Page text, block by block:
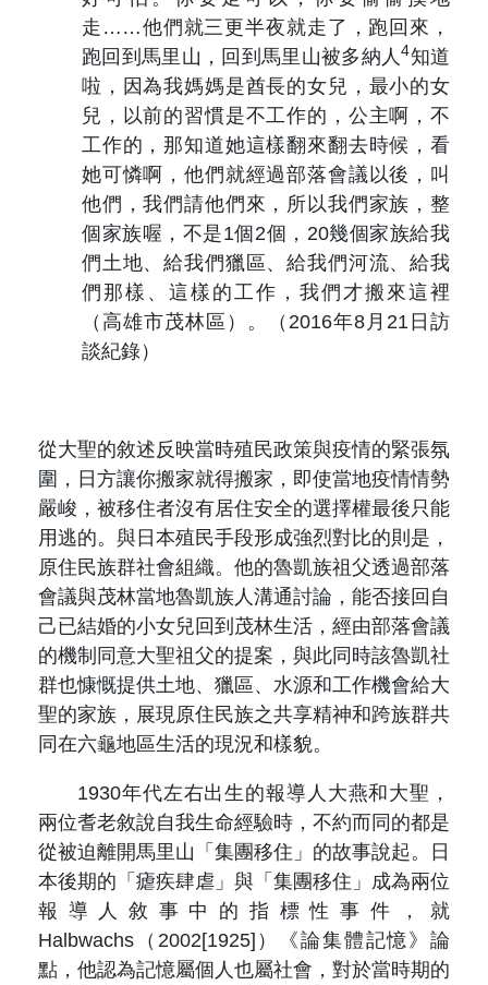
走……他們就三更半夜就走了，跑回來，
跑回到馬里山，回到馬里山被多納人4知道
啦，因為我媽媽是酋長的女兒，最小的女
兒，以前的習慣是不工作的，公主啊，不
工作的，那知道她這樣翻來翻去時候，看
她可憐啊，他們就經過部落會議以後，叫
他們，我們請他們來，所以我們家族，整
個家族喔，不是1個2個，20幾個家族給我
們土地、給我們獵區、給我們河流、給我
們那樣、這樣的工作，我們才搬來這裡
（高雄市茂林區）。（2016年8月21日訪
談紀錄）
從大聖的敘述反映當時殖民政策與疫情的緊張氛
圍，日方讓你搬家就得搬家，即使當地疫情情勢
嚴峻，被移住者沒有居住安全的選擇權最後只能
用逃的。與日本殖民手段形成強烈對比的則是，
原住民族群社會組織。他的魯凱族祖父透過部落
會議與茂林當地魯凱族人溝通討論，能否接回自
己已結婚的小女兒回到茂林生活，經由部落會議
的機制同意大聖祖父的提案，與此同時該魯凱社
群也慷慨提供土地、獵區、水源和工作機會給大
聖的家族，展現原住民族之共享精神和跨族群共
同在六龜地區生活的現況和樣貌。
1930年代左右出生的報導人大燕和大聖，
兩位耆老敘說自我生命經驗時，不約而同的都是
從被迫離開馬里山「集團移住」的故事說起。日
本後期的「瘧疾肆虐」與「集團移住」成為兩位
報導人敘事中的指標性事件，就
Halbwachs（2002[1925]）《論集體記憶》論
點，他認為記憶屬個人也屬社會，對於當時期的